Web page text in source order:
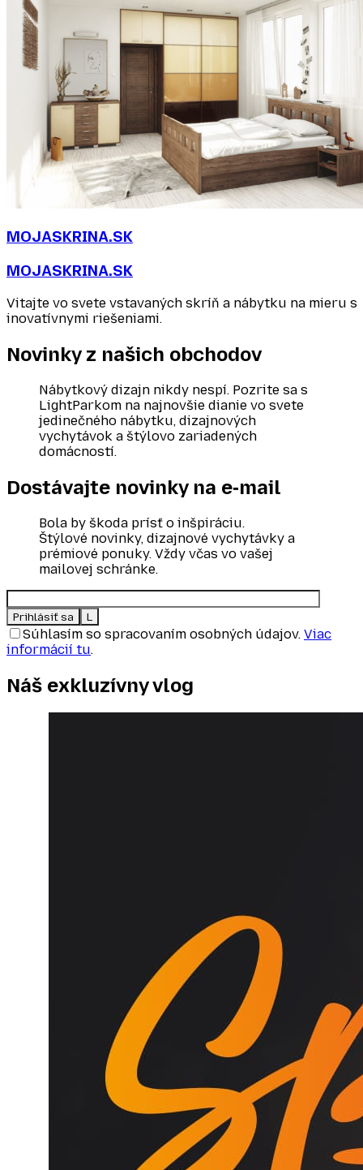
MOJASKRINA.SK
MOJASKRINA.SK
Vitajte vo svete vstavaných skríň a nábytku na mieru s
inovatívnymi riešeniami.
Novinky z našich obchodov
Nábytkový dizajn nikdy nespí. Pozrite sa s
LightParkom na najnovšie dianie vo svete
jedinečného nábytku, dizajnových
vychytávok a štýlovo zariadených
domácností.
Dostávajte novinky na e‑mail
Bola by škoda prísť o inšpiráciu.
Štýlové novinky, dizajnové vychytávky a
prémiové ponuky. Vždy včas vo vašej
mailovej schránke.
Súhlasím so spracovaním osobných údajov. Viac
informácií tu.
Náš exkluzívnyvlog